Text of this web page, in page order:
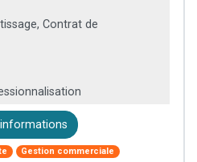
Contrat de
Gestion commerciale